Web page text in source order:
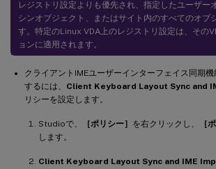
レジストリ設定よりも優先され、指定したユーザー
シンオブジェクト、またはサイト内のすべてのオブ
す。特定のLinux VDA上のレジストリ設定は、その
ョンに適用されます。
クライアントIMEユーザーインターフェイス同期
するには、 Client Keyboard Layout Sync and
リシーを設定します。
Studioで、 ［ポリシー］ を右クリックし、 ［
します。
Client Keyboard Layout Sync and IME